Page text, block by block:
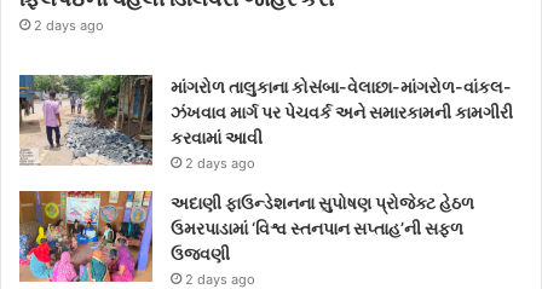
2 days ago
માંગરોળ તાલુકાના કોસંબા-વેલાછા-માંગરોળ-વાંકલ-
ઝંખવાવ માર્ગ પર પેચવર્ક અને સમારકામની કામગીરી
કરવામાં આવી
2 days ago
અદાણી ફાઉન્ડેશનના સુપોષણ પ્રોજેક્ટ હેઠળ
ઉમરપાડામાં ‘વિશ્વ સ્તનપાન સપ્તાહ’ની સફળ
ઉજવણી
2 days ago